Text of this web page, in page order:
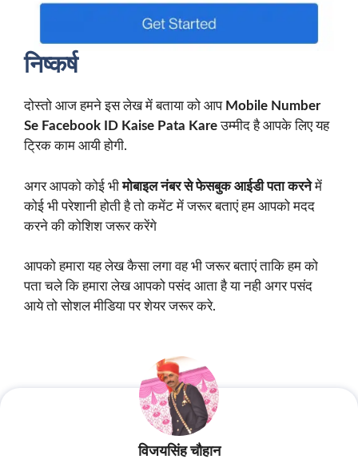
निष्कर्ष
दोस्तो आज हमने इस लेख में बताया को आप Mobile Number
Se Facebook ID Kaise Pata Kareउम्मीद है आपके लिए यह
ट्रिक काम आयी होगी.
अगर आपको कोई भीमोबाइल नंबर से फेसबुक आईडी पता करनेमें
कोई भी परेशानी होती है तो कमेंट में जरूर बताएं हम आपको मदद
करने की कोशिश जरूर करेंगे
आपको हमारा यह लेख कैसा लगा वह भी जरूर बताएं ताकि हम को
पता चले कि हमारा लेख आपको पसंद आता है या नही अगर पसंद
आये तो सोशल मीडिया पर शेयर जरूर करे.
विजयसिंह चौहान